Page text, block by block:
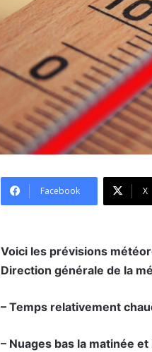
Facebook X
Voici les prévisions
Direction générale de la
– Temps relativement
– Nuages bas la matinée